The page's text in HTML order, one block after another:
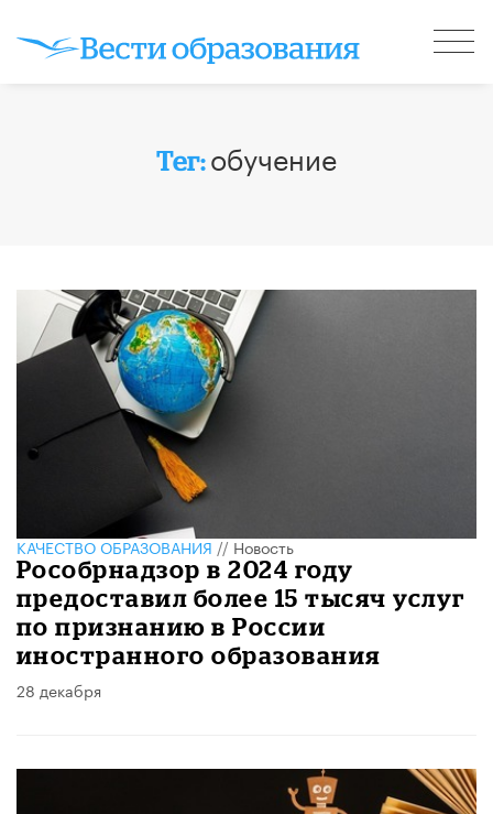
Тег:обучение
КАЧЕСТВО ОБРАЗОВАНИЯ//Новость
Рособрнадзор в 2024 году
предоставил более 15 тысяч услуг
по признанию в России
иностранного образования
28 декабря